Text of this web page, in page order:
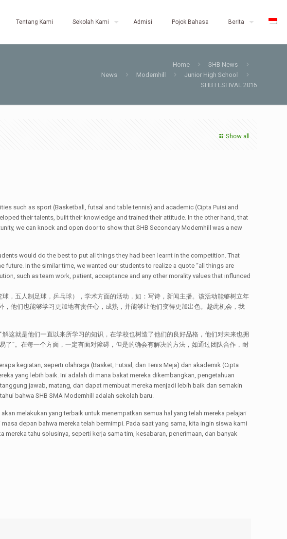
Tentang Kami Sekolah Kami Admisi Pojok Bahasa Berita
Home
SHB News
News
Modernhill
Junior High School
SHB FESTIVAL 2016
Show all
such as sport (Basketball, futsal and table tennis) and academic (Cipta Puisi and
their talents, built their knowledge and trained their attitude. In the other hand, that
we can knock and open door to show that SHB Secondary Modernhill was a new
would do the best to put all things they had been learnt in the competition. That
In the similar time, we wanted our students to realize a quote “all things are
such as team work, patient, acceptance and any other morality values that influnced
，五人制足球，乒乓球），学术方面的活动，如：写诗，新闻主播。该活动能够树立年
他们也能够学习更加地有责任心，成熟，并能够让他们变得更加出色。趁此机会，我
这就是他们一直以来所学习的知识，在学校也树造了他们的良好品格，他们对未来也拥
“。在每一个方面，一定有面对障碍，但是的确会有解决的方法，如通过团队合作，耐
kegiatan, seperti olahraga (Basket, Futsal, dan Tenis Meja) dan akademik (Cipta
yang lebih baik. Ini adalah di mana bakat mereka dikembangkan, pengetahuan
jawab, matang, dan dapat membuat mereka menjadi lebih baik dan semakin
bahwa SHB SMA Modernhill adalah sekolah baru.
melakukan yang terbaik untuk menempatkan semua hal yang telah mereka pelajari
depan bahwa mereka telah bermimpi. Pada saat yang sama, kita ingin siswa kami
tahu solusinya, seperti kerja sama tim, kesabaran, penerimaan, dan banyak